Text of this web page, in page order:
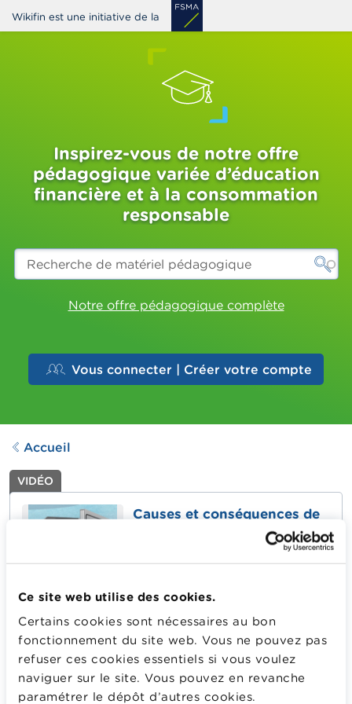
Ce site web utilise des cookies.
Certains cookies sont nécessaires au bon
fonctionnement du site web. Vous ne pouvez pas
refuser ces cookies essentiels si vous voulez
naviguer sur le site. Vous pouvez en revanche
paramétrer le dépôt d’autres cookies.
Aller
au
Wikifin est une initiative de la
Inspirez-vous de notre offre
pédagogique variée d’éducation
financière et à la consommation
responsable
Recherche
matériel
pédagogiqueNotre offre pédagogique complète
Vous connecter | Créer votre compte
Accueil
VIDÉO
Causes et conséquences de
la crise financière de 2008
Quels sont les facteurs à l'origine de la crise financière
de 2008 ? Quel impact la crise a-t-elle eu sur la
réglementation du système financier ?
Cette vidéo fait partie d'une série de vidéos sur les